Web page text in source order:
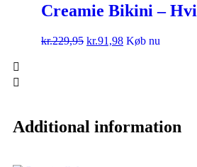
Creamie Bikini –
kr.229,95 kr.91,98 Køb nu
Additional information